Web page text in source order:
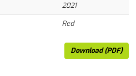
2021
Red
Download (PDF)